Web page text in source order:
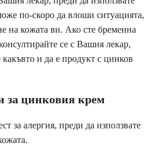
по-скоро да влоши ситуацията,
на кожата ви. Ако сте бременна
се с Вашия лекар,
какъвто и да е продукт с цинков
за цинковия крем
за алергия, преди да използвате